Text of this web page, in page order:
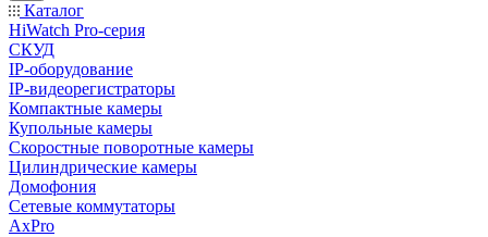
Каталог
HiWatch Pro-серия
CКУД
IP-оборудование
IP-видеорегистраторы
Компактные камеры
Купольные камеры
Скоростные поворотные камеры
Цилиндрические камеры
Домофония
Сетевые коммутаторы
AxPro